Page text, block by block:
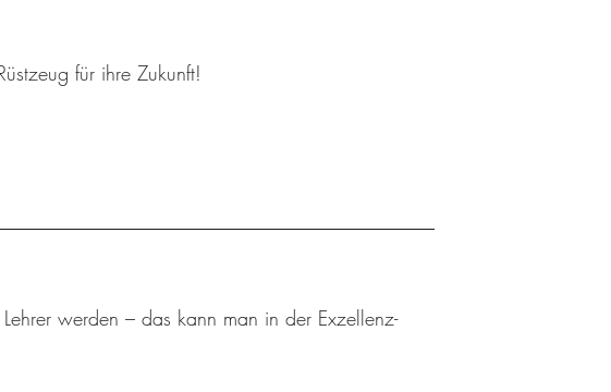
für ihre Zukunft!
werden – das kann man in der Exzellenz-